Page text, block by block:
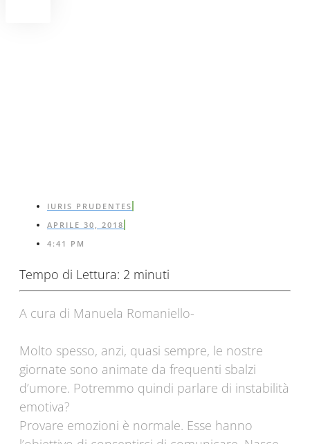
IURIS PRUDENTES
APRILE 30, 2018
4:41 PM
Tempo di Lettura: 2 minuti
A cura di Manuela Romaniello-
Molto spesso, anzi, quasi sempre, le nostre
giornate sono animate da frequenti sbalzi
d’umore. Potremmo quindi parlare di instabilità
emotiva?
Provare emozioni è normale. Esse hanno